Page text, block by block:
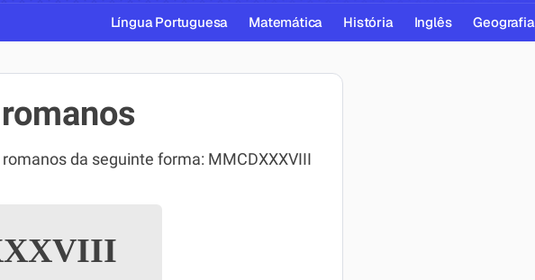
ABNT
Língua Portuguesa Matemática História Inglês Geografia
da seguinte forma: MMCDXXXVIII